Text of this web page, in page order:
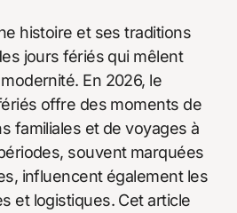
jours fériés qui mêlent
En 2026, le
offre des moments de
familiales et de voyages à
souvent marquées
influencent également les
et logistiques. Cet article